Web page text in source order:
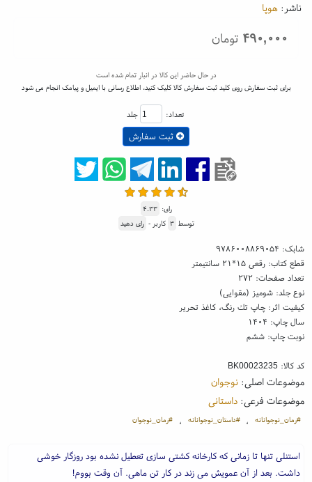
ناشر: هوپا
۴۹۰,۰۰۰ تومان
در حال حاضر این کالا در انبار تمام شده است
برای ثبت سفارش روی کلید ثبت سفارش کالا کلیک کنید، اطلاع رسانی با ایمیل و پیامک انجام می شود
تعداد: جلد
ثبت سفارش
رای: ۴.۳۳
توسط ۳ کاربر - رای دهید
شابک: ۹۷۸۶۰۰۸۸۶۹۰۵۴
قطع کتاب: رقعی ۱۵*۲۱ سانتیمتر
تعداد صفحات: ۲۷۲
نوع جلد: شومیز (مقوایی)
کیفیت اثر: چاپ تك رنگ، کاغذ تحریر
سال چاپ: ۱۴۰۴
نوبت چاپ: ششم
کد کالا:BK00023235
موضوعات اصلی:نوجوان
موضوعات فرعی:داستانی
#رمان_نوجوانانه ، #داستان_نوجوانانه ، #رمان_نوجوان
استنلی تنها تا زمانی که کارخانه کشتی سازی تعطیل نشده بود روزگار خوشی
داشت. بعد از آن عمویش می زند در کار تن ماهی. آن وقت بووم!